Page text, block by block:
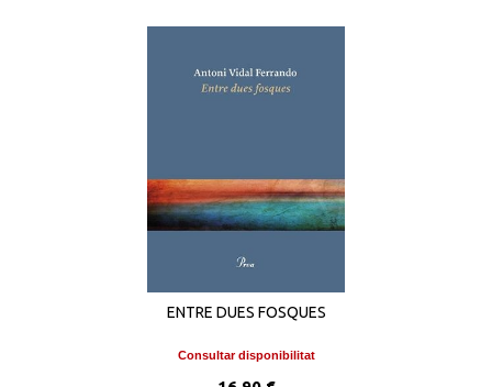
ENTRE DUES FOSQUES
Consultar disponibilitat